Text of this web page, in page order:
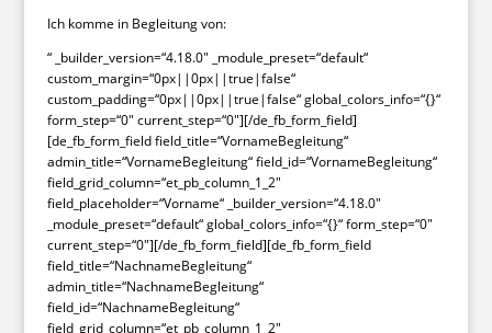
Ich komme in Begleitung von:
“ _builder_version=“4.18.0″ _module_preset=“default“
custom_margin=“0px||0px||true|false“
custom_padding=“0px||0px||true|false“ global_colors_info=“{}“
form_step=“0″ current_step=“0″][/de_fb_form_field]
[de_fb_form_field field_title=“VornameBegleitung“
admin_title=“VornameBegleitung“ field_id=“VornameBegleitung“
field_grid_column=“et_pb_column_1_2″
field_placeholder=“Vorname“ _builder_version=“4.18.0″
_module_preset=“default“ global_colors_info=“{}“ form_step=“0″
current_step=“0″][/de_fb_form_field][de_fb_form_field
field_title=“NachnameBegleitung“
admin_title=“NachnameBegleitung“
field_id=“NachnameBegleitung“
field_grid_column=“et_pb_column_1_2″